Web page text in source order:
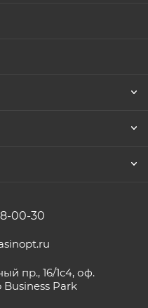
00-30
пр., 16/1с4, оф.
Business Park